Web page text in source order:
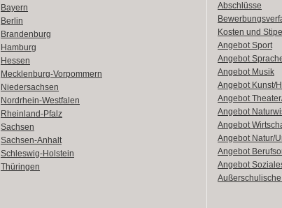
Bayern
Berlin
Brandenburg
Hamburg
Hessen
Mecklenburg-Vorpommern
Niedersachsen
Nordrhein-Westfalen
Rheinland-Pfalz
Sachsen
Sachsen-Anhalt
Schleswig-Holstein
Thüringen
Abschlüsse
Kosten und
Angebot Sport
Angebot
Angebot Musik
Angebot Kunst/
Angebot
Angebot
Angebot
Angebot Natur/
Angebot
Angebot